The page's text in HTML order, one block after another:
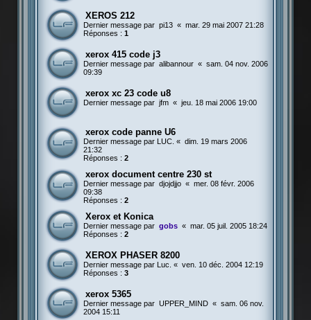
XEROS 212
Dernier message par pi13 « mar. 29 mai 2007 21:28
Réponses : 1
xerox 415 code j3
Dernier message par alibannour « sam. 04 nov. 2006
09:39
xerox xc 23 code u8
Dernier message par jfm « jeu. 18 mai 2006 19:00
xerox code panne U6
Dernier message par LUC. « dim. 19 mars 2006
21:32
Réponses : 2
xerox document centre 230 st
Dernier message par djojdjjo « mer. 08 févr. 2006
09:38
Réponses : 2
Xerox et Konica
Dernier message par gobs « mar. 05 juil. 2005 18:24
Réponses : 2
XEROX PHASER 8200
Dernier message par Luc. « ven. 10 déc. 2004 12:19
Réponses : 3
xerox 5365
Dernier message par UPPER_MIND « sam. 06 nov.
2004 15:11